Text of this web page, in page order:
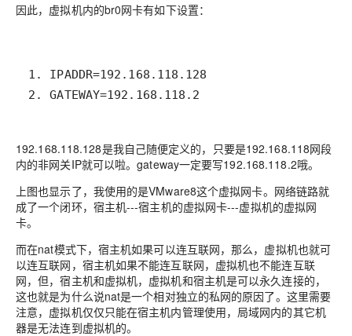
因此，虚拟机内的br0网卡有如下设置：
2. GATEWAY=192.168.118.2
192.168.118.128是我自己随便定义的，只要是192.168.118网段
内的非网关IP就可以啦。gateway一定要写192.168.118.2哦。
上图也显示了，我使用的是VMware8这个虚拟网卡。网络链路就
成了一个闭环，宿主机---宿主机的虚拟网卡---虚拟机的虚拟网
卡。
而在nat模式下，宿主机如果可以连互联网，那么，虚拟机也就可
以连互联网，宿主机如果不能连互联网，虚拟机也不能连互联
网，但，宿主机和虚拟机，虚拟机和宿主机是可以永久连接的，
这也就是为什么说nat是一个相对独立的私网的原因了。这里需要
注意，虚拟机仅仅只能在宿主机内管理使用，局域网内的其它机
器是无法连到虚拟机的。